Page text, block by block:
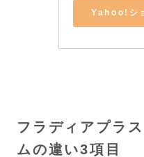
Yahoo!シ
フラディアプラ
ムの違い3項目